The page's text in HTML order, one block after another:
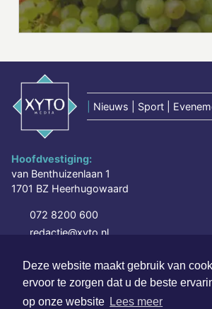
Deze website maakt gebruik van
ervoor te zorgen dat u de beste
op onze website Lees meer
Nieuws | Sport |
Hoofdvestiging:
van Benthuizenlaan 1
1701 BZ Heerhugowaard
072 8200 600
redactie@xyto.nl
SOCIAL MEDIA